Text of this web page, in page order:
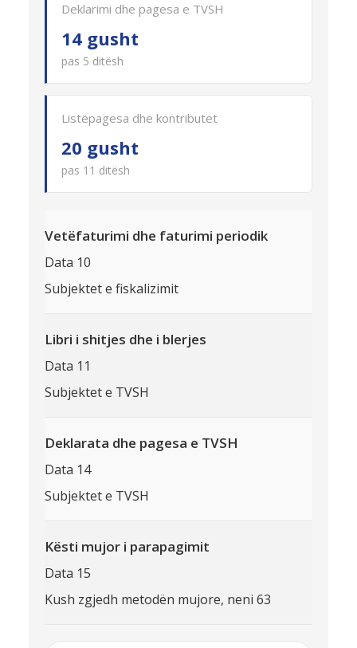
Deklarimi dhe pagesa e TVSH
14 gusht
pas 5 ditësh
Listëpagesa dhe kontributet
20 gusht
pas 11 ditësh
Vetëfaturimi dhe faturimi periodik
Data 10
Subjektet e fiskalizimit
Libri i shitjes dhe i blerjes
Data 11
Subjektet e TVSH
Deklarata dhe pagesa e TVSH
Data 14
Subjektet e TVSH
Kësti mujor i parapagimit
Data 15
Kush zgjedh metodën mujore, neni 63